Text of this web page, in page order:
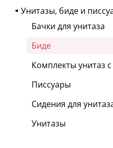
Оранжевый
Розовый
Унитазы, биде и
Бачки для унитаза
Биде
Комплекты унитаз
Писсуары
Сидения для
Унитазы